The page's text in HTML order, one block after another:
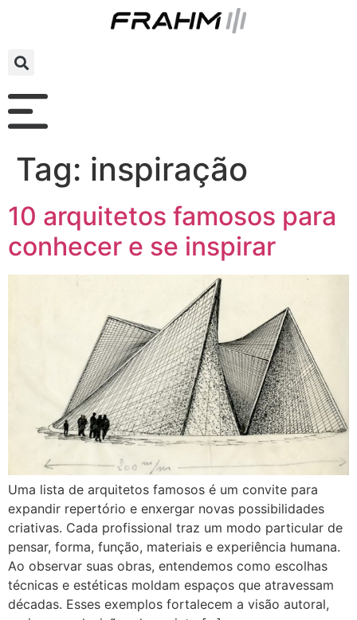
Tag: inspiração
10 arquitetos famosos para
conhecer e se inspirar
Uma lista de arquitetos famosos é um convite para
expandir repertório e enxergar novas possibilidades
criativas. Cada profissional traz um modo particular de
pensar, forma, função, materiais e experiência humana.
Ao observar suas obras, entendemos como escolhas
técnicas e estéticas moldam espaços que atravessam
décadas. Esses exemplos fortalecem a visão autoral,